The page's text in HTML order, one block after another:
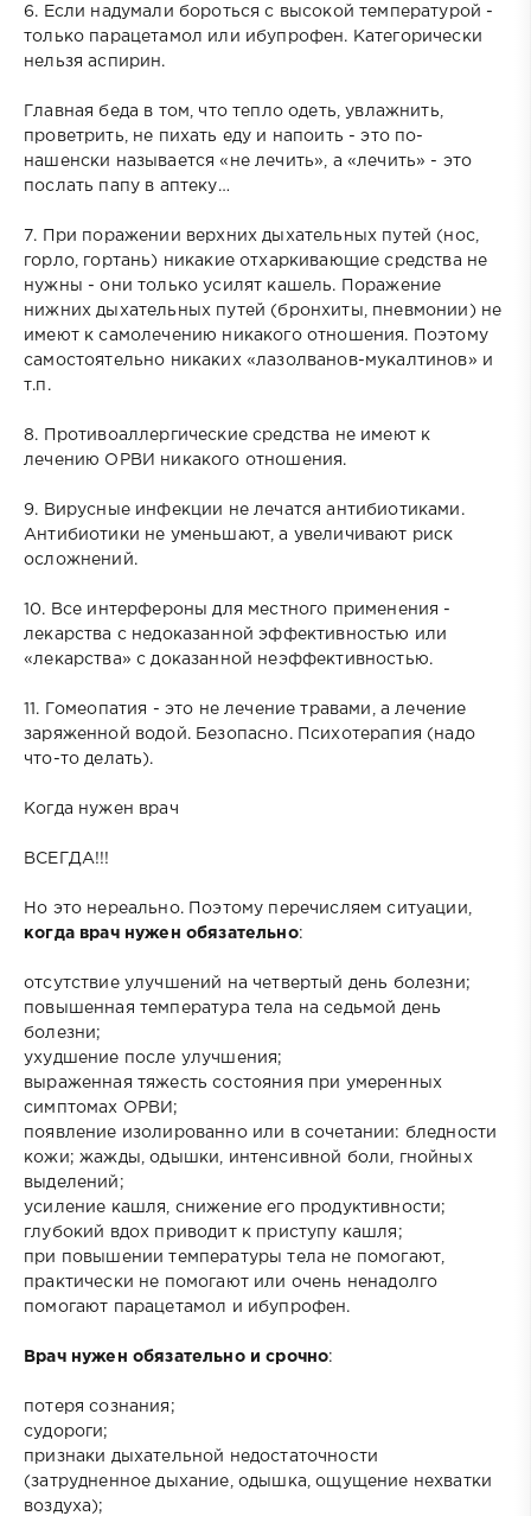
6. Если надумали бороться с высокой температурой -
только парацетамол или ибупрофен. Категорически
нельзя аспирин.
Главная беда в том, что тепло одеть, увлажнить,
проветрить, не пихать еду и напоить - это по-
нашенски называется «не лечить», а «лечить» - это
послать папу в аптеку…
7. При поражении верхних дыхательных путей (нос,
горло, гортань) никакие отхаркивающие средства не
нужны - они только усилят кашель. Поражение
нижних дыхательных путей (бронхиты, пневмонии) не
имеют к самолечению никакого отношения. Поэтому
самостоятельно никаких «лазолванов-мукалтинов» и
т.п.
8. Противоаллергические средства не имеют к
лечению ОРВИ никакого отношения.
9. Вирусные инфекции не лечатся антибиотиками.
Антибиотики не уменьшают, а увеличивают риск
осложнений.
10. Все интерфероны для местного применения -
лекарства с недоказанной эффективностью или
«лекарства» с доказанной неэффективностью.
11. Гомеопатия - это не лечение травами, а лечение
заряженной водой. Безопасно. Психотерапия (надо
что-то делать).
Когда нужен врач
ВСЕГДА!!!
Но это нереально. Поэтому перечисляем ситуации,
когда врач нужен обязательно:
отсутствие улучшений на четвертый день болезни;
повышенная температура тела на седьмой день
болезни;
ухудшение после улучшения;
выраженная тяжесть состояния при умеренных
симптомах ОРВИ;
появление изолированно или в сочетании: бледности
кожи; жажды, одышки, интенсивной боли, гнойных
выделений;
усиление кашля, снижение его продуктивности;
глубокий вдох приводит к приступу кашля;
при повышении температуры тела не помогают,
практически не помогают или очень ненадолго
помогают парацетамол и ибупрофен.
Врач нужен обязательно и срочно:
потеря сознания;
судороги;
признаки дыхательной недостаточности
(затрудненное дыхание, одышка, ощущение нехватки
воздуха);